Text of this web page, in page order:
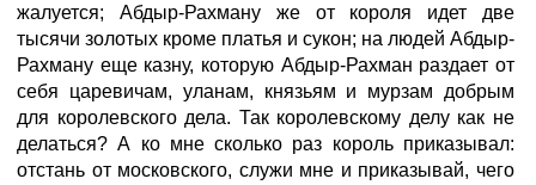
жалуется; Абдыр-Рахману же от короля идет две
тысячи золотых кроме платья и сукон; на людей Абдыр-
Рахману еще казну, которую Абдыр-Рахман раздает от
себя царевичам, уланам, князьям и мурзам добрым
для королевского дела. Так королевскому делу как не
делаться? А ко мне сколько раз король приказывал:
отстань от московского, служи мне и приказывай, чего